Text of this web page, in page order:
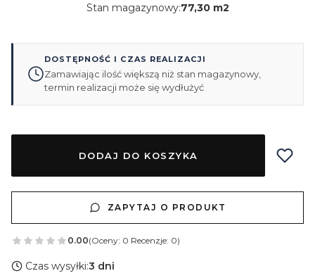
Stan magazynowy:77,30 m2
DOSTĘPNOŚĆ I CZAS REALIZACJI
Zamawiając ilość większą niż stan magazynowy,
termin realizacji może się wydłużyć
DODAJ DO KOSZYKA
ZAPYTAJ O PRODUKT
0.00(Oceny: 0 Recenzje: 0)
Czas wysyłki:3 dni